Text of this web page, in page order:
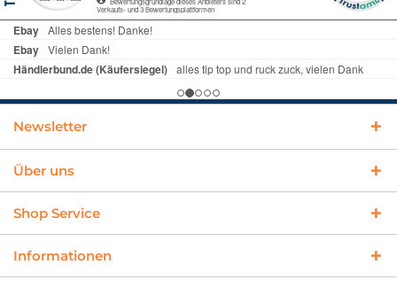
Newsletter
Über uns
Shop Service
Informationen